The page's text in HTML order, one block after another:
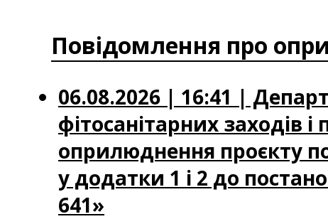
Повідомлення про
06.08.2026 | 16:41 |
фітосанітарних заходів
оприлюднення проєкту
у додатки 1 і 2 до
641»